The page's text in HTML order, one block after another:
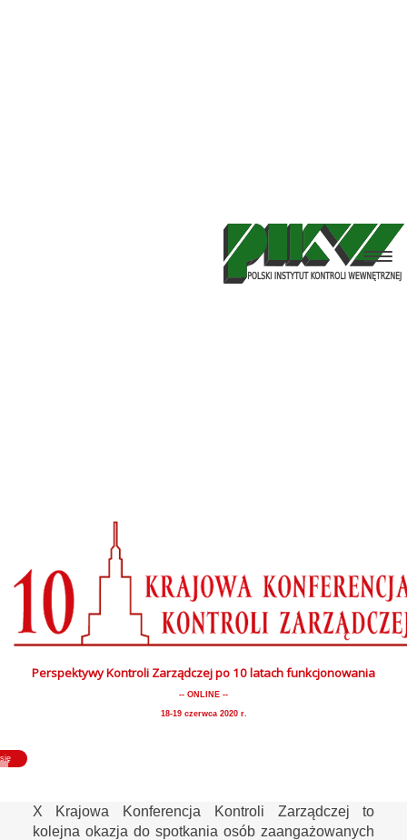
Perspektywy Kontroli Zarządczej po 10 latach funkcjonowania
-- ONLINE --
18-19 czerwca 2020 r.
się
X Krajowa Konferencja Kontroli Zarządczej to
kolejna okazja do spotkania osób zaangażowanych